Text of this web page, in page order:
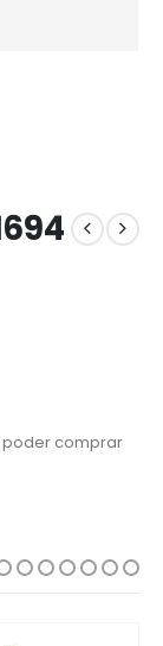
poder comprar